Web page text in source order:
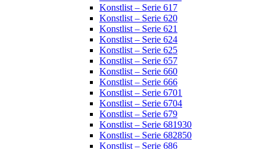
Konstlist – Serie 617
Konstlist – Serie 620
Konstlist – Serie 621
Konstlist – Serie 624
Konstlist – Serie 625
Konstlist – Serie 657
Konstlist – Serie 660
Konstlist – Serie 666
Konstlist – Serie 6701
Konstlist – Serie 6704
Konstlist – Serie 679
Konstlist – Serie 681930
Konstlist – Serie 682850
Konstlist – Serie 686